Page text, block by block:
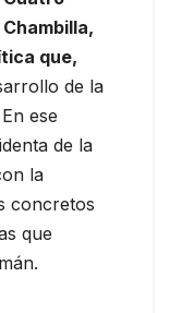
que,
de la
ese
de la
la
concretos
que